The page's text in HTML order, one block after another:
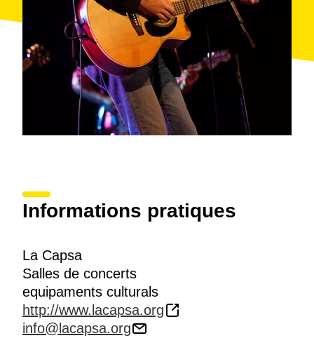
Informations pratiques
La Capsa
Salles de concerts
equipaments culturals
http://www.lacapsa.org
info@lacapsa.org